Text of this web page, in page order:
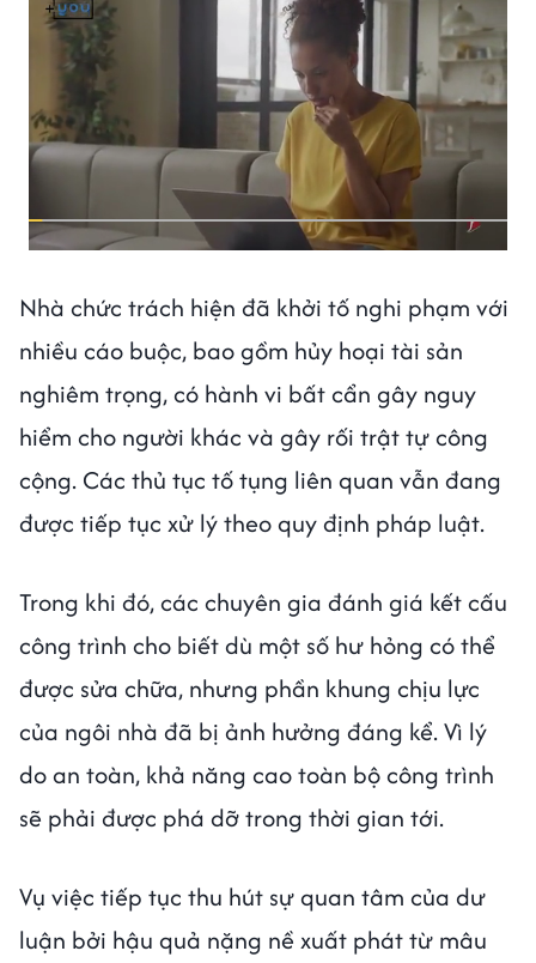
Nhà chức trách hiện đã khởi tố nghi phạm với
nhiều cáo buộc, bao gồm hủy hoại tài sản
nghiêm trọng, có hành vi bất cẩn gây nguy
hiểm cho người khác và gây rối trật tự công
cộng. Các thủ tục tố tụng liên quan vẫn đang
được tiếp tục xử lý theo quy định pháp luật.
Trong khi đó, các chuyên gia đánh giá kết cấu
công trình cho biết dù một số hư hỏng có thể
được sửa chữa, nhưng phần khung chịu lực
của ngôi nhà đã bị ảnh hưởng đáng kể. Vì lý
do an toàn, khả năng cao toàn bộ công trình
sẽ phải được phá dỡ trong thời gian tới.
Vụ việc tiếp tục thu hút sự quan tâm của dư
luận bởi hậu quả nặng nề xuất phát từ mâu